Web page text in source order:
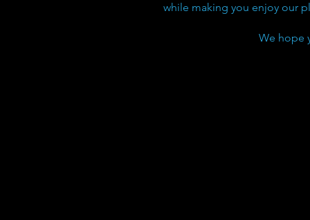
while making you enjoy our
We hope